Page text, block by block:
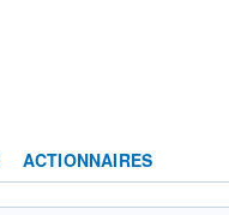
ACTIONNAIRES